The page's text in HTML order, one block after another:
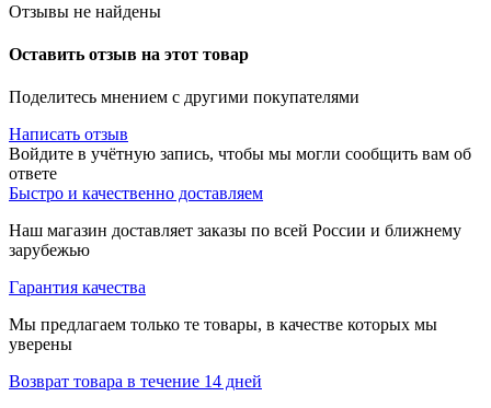
Отзывы не найдены
Оставить отзыв на этот товар
Поделитесь мнением с другими покупателями
Написать отзыв
Войдите в учётную запись, чтобы мы могли сообщить вам об
ответе
Быстро и качественно доставляем
Наш магазин доставляет заказы по всей России и ближнему
зарубежью
Гарантия качества
Мы предлагаем только те товары, в качестве которых мы
уверены
Возврат товара в течение 14 дней